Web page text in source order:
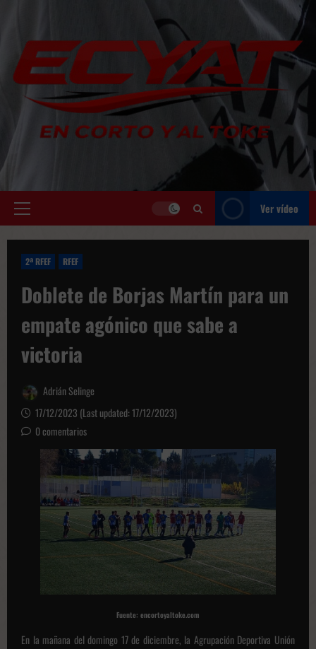
contenido
Menú
Ver vídeo
2ª RFEF RFEF
Doblete de Borjas Martín para un
empate agónico que sabe a
victoria
Adrián Selinge
17/12/2023 (Last updated: 17/12/2023)
0 comentarios
Fuente: encortoyaltoke.com
En la mañana del domingo 17 de diciembre, la Agrupación Deportiva Unión